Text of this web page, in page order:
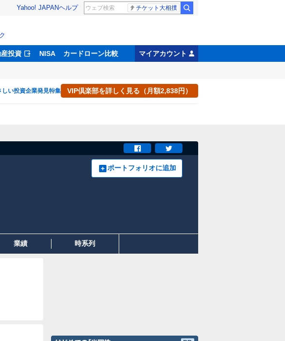
Yahoo! JAPANヘルプ チケット大相撲
投資 NISA カードローン比較 マイアカウント
しい投資企業発見特集 VIP倶楽部を詳しく見る（月額2,838円）
ポートフォリオに追加
業績 時系列